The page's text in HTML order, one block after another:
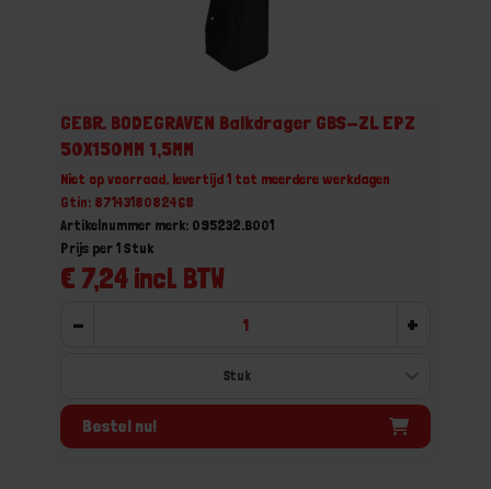
GEBR. BODEGRAVEN Balkdrager GBS-ZL EPZ
50X150MM 1,5MM
Niet op voorraad, levertijd 1 tot meerdere werkdagen
Gtin: 8714318082468
Artikelnummer merk: 095232.B001
€ 7,24 incl. BTW
Prijs per 1 Stuk
- +
Bestel nu!